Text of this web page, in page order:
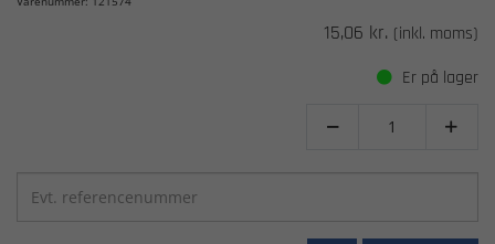
15,06 kr. (inkl. moms)
Er på lager
 